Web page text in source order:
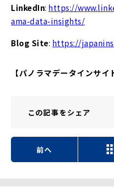
LinkedIn: https://
ama-data-insights/
Blog Site: https://
【パノラマデータインサイ
この記事をシェア
前へ